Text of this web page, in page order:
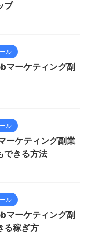
プ
ル
マーケティング副
ル
ーケティング副業
できる方法
ル
マーケティング副
る稼ぎ方